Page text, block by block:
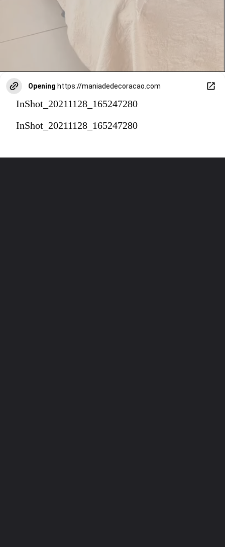
Opening https://maniadedecoracao.com
InShot_20211128_165247280
InShot_20211128_165247280